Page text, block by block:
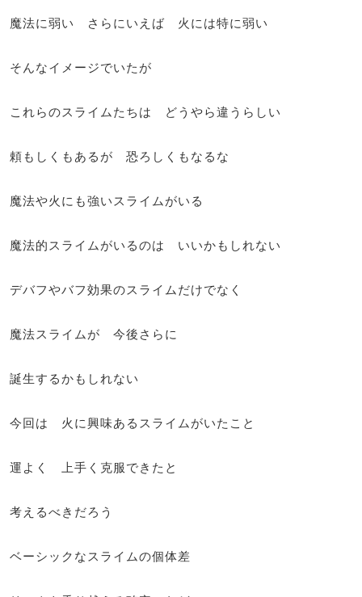
魔法に弱い さらにいえば 火には特に弱い
そんなイメージでいたが
これらのスライムたちは どうやら違うらしい
頼もしくもあるが 恐ろしくもなるな
魔法や火にも強いスライムがいる
魔法的スライムがいるのは いいかもしれない
デバフやバフ効果のスライムだけでなく
魔法スライムが 今後さらに
誕生するかもしれない
今回は 火に興味あるスライムがいたこと
運よく 上手く克服できたと
考えるべきだろう
ベーシックなスライムの個体差